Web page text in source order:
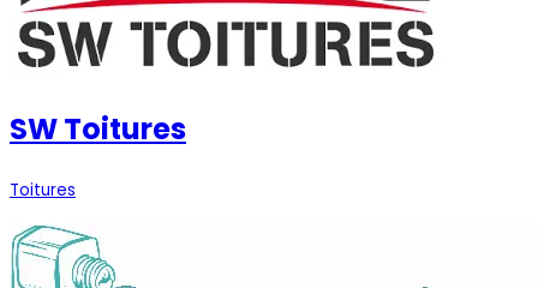
SW Toitures
Toitures